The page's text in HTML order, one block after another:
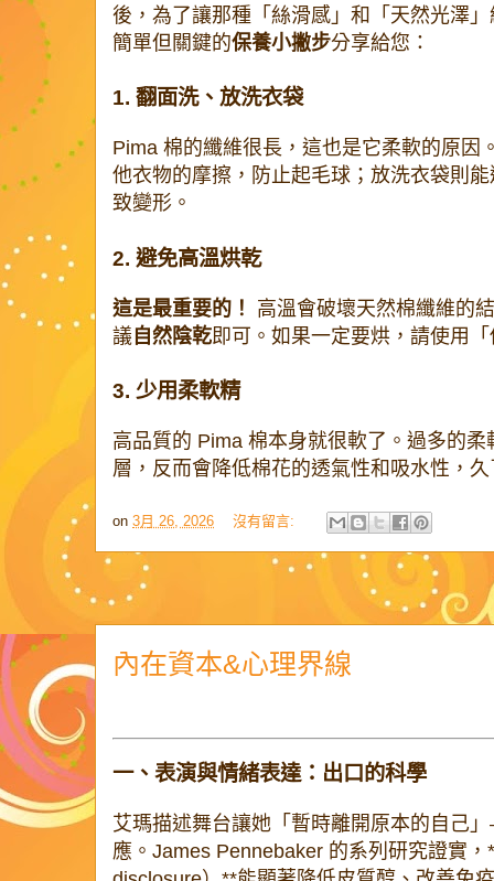
後，為了讓那種「絲滑感」和「天然光澤
簡單但關鍵的保養小撇步分享給您：
1. 翻面洗、放洗衣袋
Pima 棉的纖維很長，這也是它柔軟的原因
他衣物的摩擦，防止起毛球；放洗衣袋則
致變形。
2. 避免高溫烘乾
這是最重要的！
高溫會破壞天然棉纖維的
議 自然陰乾即可。如果一定要烘，請使用
3. 少用柔軟精
高品質的 Pima 棉本身就很軟了。過多的
層，反而會降低棉花的透氣性和吸水性，
on 3月 26, 2026 沒有留言:
內在資本&心理界線
一、表演與情緒表達：出口的科學
艾瑪描述舞台讓她「暫時離開原本的自己
應。James Pennebaker 的系列研究證實